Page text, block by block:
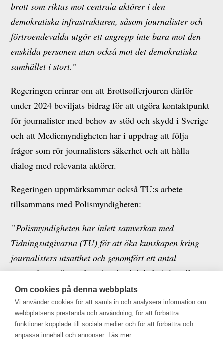
brott som riktas mot centrala aktörer i den
demokratiska infrastrukturen, såsom journalister och
förtroendevalda utgör ett angrepp inte bara mot den
enskilda personen utan också mot det demokratiska
samhället i stort.”
Regeringen erinrar om att Brottsofferjouren därför
under 2024 beviljats bidrag för att utgöra kontaktpunkt
för journalister med behov av stöd och skydd i Sverige
och att Mediemyndigheten har i uppdrag att följa
frågor som rör journalisters säkerhet och att hålla
dialog med relevanta aktörer.
Regeringen uppmärksammar också TU:s arbete
tillsammans med Polismyndigheten:
”Polismyndigheten har inlett samverkan med
Tidningsutgivarna (TU) för att öka kunskapen kring
journalisters utsatthet och genomfört ett antal
samverkansmöten på regional och lokal nivå mellan
Polismyndigheten och TU:s medlemmar. Syftet är att
skapa en långsiktig brottsförebyggande samverkan
mellan myndigheten och nyhetsredaktioner med fokus
på bl.a. att minska journalisters utsatthet.”
Om cookies på denna webbplats
Vi använder cookies för att samla in och analysera information om
webbplatsens prestanda och användning, för att förbättra
funktioner kopplade till sociala medier och för att förbättra och
anpassa innehåll och annonser. Läs mer